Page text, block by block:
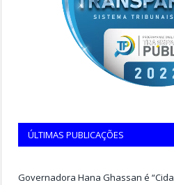
ÚLTIMAS PUBLICAÇÕES
Governadora Hana Ghassan é